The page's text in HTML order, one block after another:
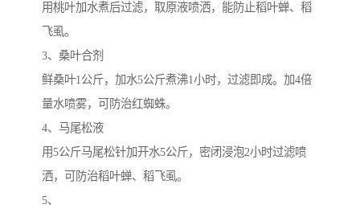
用桃叶加水煮后过滤，取原液喷洒，能防止稻叶蝉、稻
飞虱。
3、桑叶合剂
鲜桑叶1公斤，加水5公斤煮沸1小时，过滤即成。加4倍
量水喷雾，可防治红蜘蛛。
4、马尾松液
用5公斤马尾松针加开水5公斤，密闭浸泡2小时过滤喷
洒，可防治稻叶蝉、稻飞虱。
5、